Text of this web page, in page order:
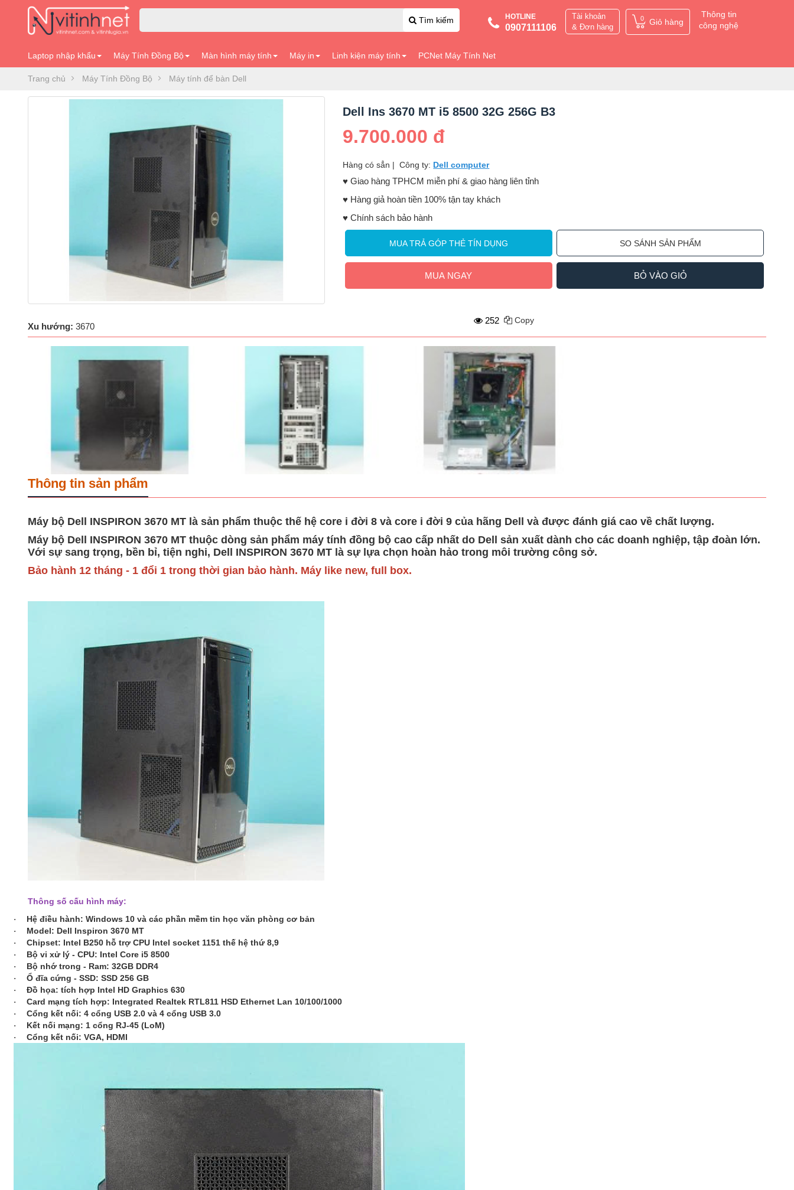
Tìm kiếm HOTLINE
0907111106
Tài khoản
& Đơn hàng
0 Giỏ hàng
Thông tin
công nghệ
Laptop nhập khẩu Máy Tính Đồng Bộ Màn hình máy tính Máy in Linh kiện máy tính PCNet Máy Tính Net
Trang chủ Máy Tính Đồng Bộ Máy tính để bàn Dell
Dell Ins 3670 MT i5 8500 32G 256G B3
9.700.000 đ
Hàng có sẳn |Công ty: Dell computer
♥️ Giao hàng TPHCM miễn phí & giao hàng liên tỉnh
♥️ Hàng giả hoàn tiền 100% tận tay khách
♥️ Chính sách bảo hành
MUA TRẢ GÓP THẺ TÍN DỤNG SO SÁNH SẢN PHẨM
MUA NGAY BỎ VÀO GIỎ
Xu hướng: 3670
252 Copy
Thông tin sản phẩm
Máy bộ Dell INSPIRON 3670 MT là sản phẩm thuộc thế hệ core i đời 8 và core i đời 9 của hãng Dell và được đánh giá cao về chất lượng.
Máy bộ Dell INSPIRON 3670 MT thuộc dòng sản phẩm máy tính đồng bộ cao cấp nhất do Dell sản xuất dành cho các doanh nghiệp, tập đoàn lớn.
Với sự sang trọng, bền bỉ, tiện nghi, Dell INSPIRON 3670 MT là sự lựa chọn hoàn hảo trong môi trường công sở.
Bảo hành 12 tháng - 1 đổi 1 trong thời gian bảo hành. Máy like new, full box.
Thông số cấu hình máy:
· Hệ điều hành: Windows 10 và các phần mềm tin học văn phòng cơ bản
· Model: Dell Inspiron 3670 MT
· Chipset: Intel B250 hỗ trợ CPU Intel socket 1151 thế hệ thứ 8,9
· Bộ vi xử lý - CPU: Intel Core i5 8500
· Bộ nhớ trong - Ram: 32GB DDR4
· Ổ đĩa cứng - SSD: SSD 256 GB
· Đồ họa: tích hợp Intel HD Graphics 630
· Card mạng tích hợp: Integrated Realtek RTL811 HSD Ethernet Lan 10/100/1000
· Cổng kết nối: 4 cổng USB 2.0 và 4 cổng USB 3.0
· Kết nối mạng: 1 cổng RJ-45 (LoM)
· Cổng kết nối: VGA, HDMI